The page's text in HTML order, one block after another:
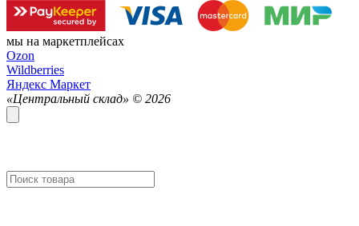
мы на маркетплейсах
Ozon
Wildberries
Яндекс Маркет
«Центральный склад» © 2026